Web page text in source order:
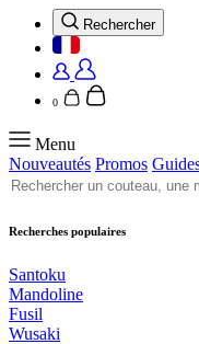
Rechercher
0
Menu
Nouveautés Promos
Recherches populaires
Santoku
Mandoline
Fusil
Wusaki